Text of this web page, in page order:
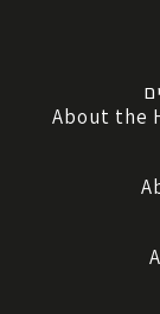
About the